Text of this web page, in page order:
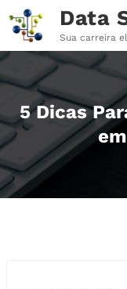
para
conteúdo
Data
Sua carreira
5 Dicas